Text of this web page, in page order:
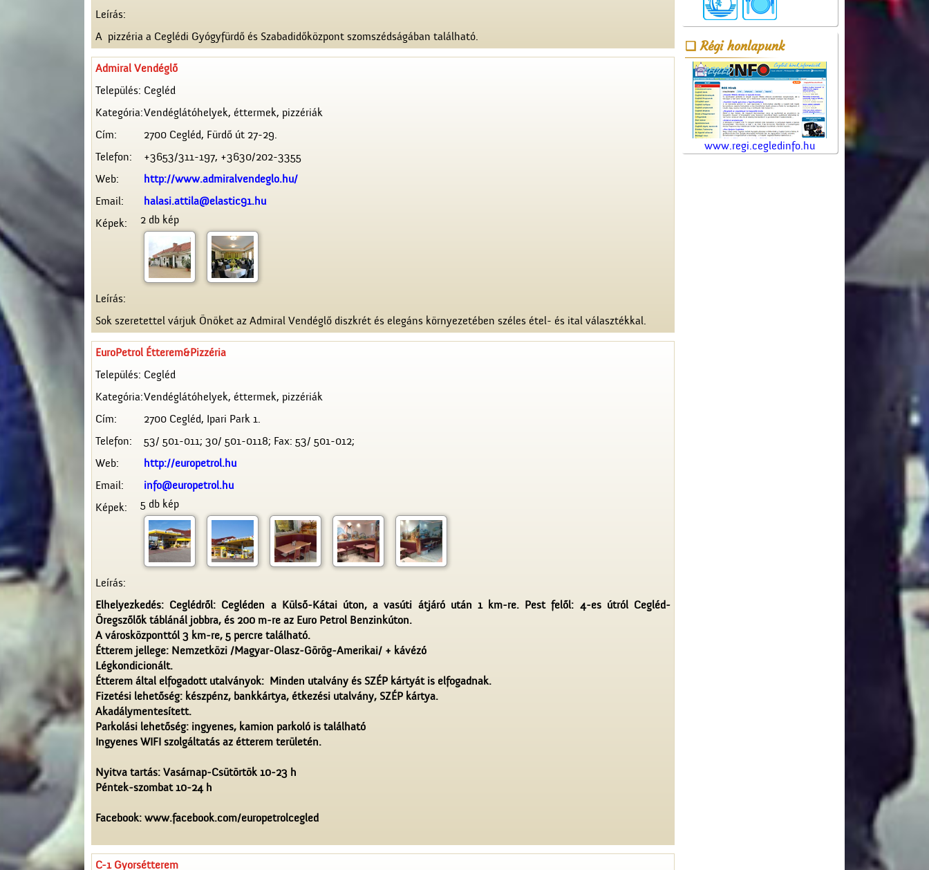
Leírás:
A pizzéria a Ceglédi Gyógyfürdő és Szabadidőközpont szomszédságában található.
Admiral Vendéglő
Település: Cegléd
Kategória:Vendéglátóhelyek, éttermek, pizzériák
Cím:
2700 Cegléd, Fürdő út 27-29.
Telefon:
+3653/311-197, +3630/202-3355
Web:
http://www.admiralvendeglo.hu/
Email:
halasi.attila@elastic91.hu
Képek:
2 db kép
Leírás:
Sok szeretettel várjuk Önöket az Admiral Vendéglő diszkrét és elegáns környezetében széles étel- és ital választékkal.
EuroPetrol Étterem&Pizzéria
Település: Cegléd
Kategória:Vendéglátóhelyek, éttermek, pizzériák
Cím:
2700 Cegléd, Ipari Park 1.
Telefon:
53/ 501-011; 30/ 501-0118; Fax: 53/ 501-012;
Web:
http://europetrol.hu
Email:
info@europetrol.hu
Képek:
5 db kép
Leírás:
Elhelyezkedés: Ceglédről: Cegléden a Külső-Kátai úton, a vasúti átjáró után 1 km-re. Pest felől: 4-es útról Cegléd-
Öregszőlők táblánál jobbra, és 200 m-re az Euro Petrol Benzinkúton.
A városközponttól 3 km-re, 5 percre található.
Étterem jellege: Nemzetközi /Magyar-Olasz-Görög-Amerikai/ + kávézó
Légkondicionált.
Étterem által elfogadott utalványok: Minden utalvány és SZÉP kártyát is elfogadnak.
Fizetési lehetőség: készpénz, bankkártya, étkezési utalvány, SZÉP kártya.
Akadálymentesített.
Parkolási lehetőség: ingyenes, kamion parkoló is található
Ingyenes WIFI szolgáltatás az étterem területén.
Nyitva tartás: Vasárnap-Csütörtök 10-23 h
Péntek-szombat 10-24 h
Facebook: www.facebook.com/europetrolcegled
C-1 Gyorsétterem
Régi honlapunk
www.regi.cegledinfo.hu